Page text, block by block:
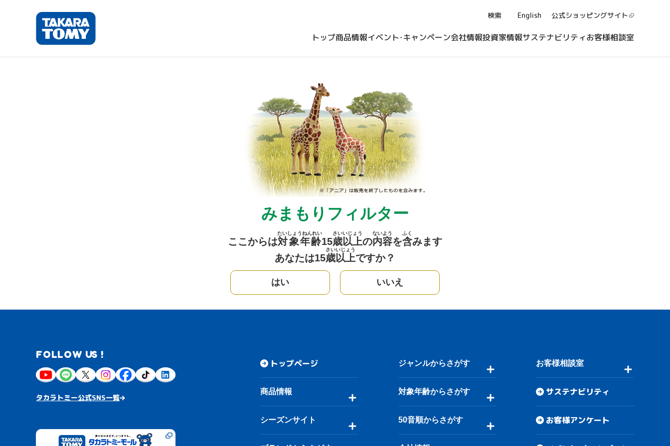
検索 English 公式ショッピングサイト
トップ商品情報イベント・キャンペーン会社情報投資家情報サステナビリティお客様相談室
みまもりフィルター
ここからは対象年齢
たいしょうねんれい
15歳
さい
以上
いじょう
の内容
ないよう
を含
ふく
みます
あなたは15歳
さい
以上
いじょう
ですか？
はい いいえ
FOLLOW US !
タカラトミー公式SNS一覧
トップページ
商品情報
シーズンサイト
ジャンルからさがす
対象年齢からさがす
50音順からさがす
お客様相談室
サステナビリティ
お客様アンケート